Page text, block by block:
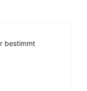
bestimmt